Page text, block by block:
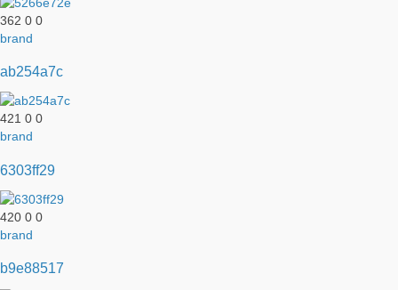
362 0 0
brand
ab254a7c
421 0 0
brand
6303ff29
420 0 0
brand
b9e88517